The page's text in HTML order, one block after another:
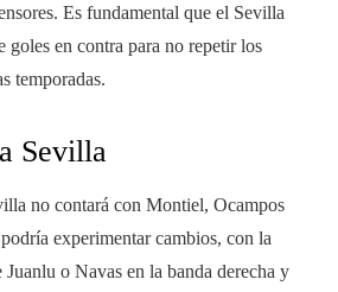
Es fundamental que el Sevilla
goles en contra para no repetir los
temporadas.
Sevilla
no contará con Montiel, Ocampos
experimentar cambios, con la
o Navas en la banda derecha y